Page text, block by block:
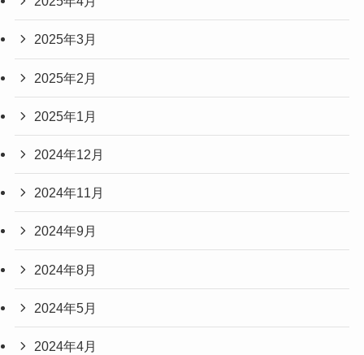
2025年3月
2025年2月
2025年1月
2024年12月
2024年11月
2024年9月
2024年8月
2024年5月
2024年4月